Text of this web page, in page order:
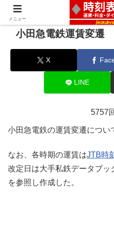
小田急電鉄運賃変遷
X
LINE
5757
小田急電鉄の運賃変遷につい
なお、各時期の運賃はJTB時
改定日は大手私鉄データブッ
を参照し作成した。
メニュー